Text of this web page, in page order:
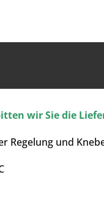
wir Sie die
Regelung und